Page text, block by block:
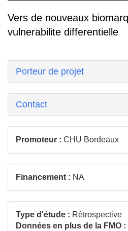
Vers de nouveaux
vulnerabilite differentielle
Porteur de projet
Contact
Promoteur : CHU Bordeaux
Financement : NA
Type d'étude : Rétrospective
Données en plus de la FMO :